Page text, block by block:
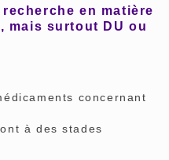
en matière
mais surtout DU ou
concernant
à des stades